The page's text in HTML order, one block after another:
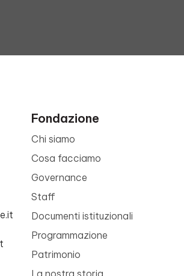
Fondazione
Chi siamo
Cosa facciamo
Governance
Staff
Documenti istituzionali
Programmazione
Patrimonio
La nostra storia